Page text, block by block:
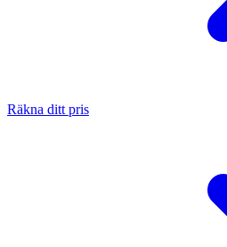
Räkna ditt pris